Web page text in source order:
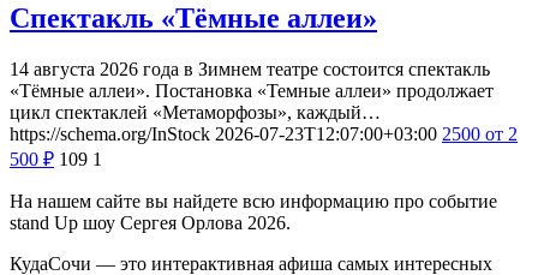
Спектакль «Тёмные аллеи»
14 августа 2026 года в Зимнем театре состоится спектакль
«Тёмные аллеи». Постановка «Темные аллеи» продолжает
цикл спектаклей «Метаморфозы», каждый…
https://schema.org/InStock 2026-07-23T12:07:00+03:00 2500 от 2
500 ₽ 109 1
На нашем сайте вы найдете всю информацию про событие
stand Up шоу Сергея Орлова 2026.
КудаСочи — это интерактивная афиша самых интересных